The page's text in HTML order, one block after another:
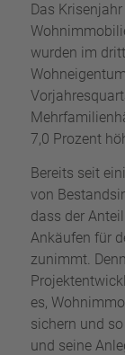
Das
wurden im
7,0 Prozent
Bereits seit
von
dass der
Ankäufen für
zunimmt.
es,
sichern und
und seine